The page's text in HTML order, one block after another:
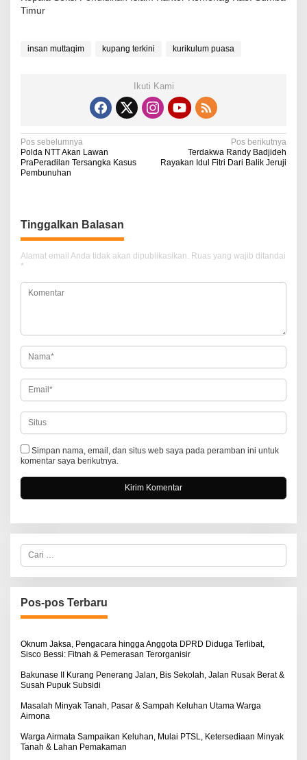
Timur
insan muttaqim kupang terkini kurikulum puasa
Ikuti Kami
N
a
g
a
s
i
p
s
Pos sebelumnya
Polda NTT Akan Lawan
PraPeradilan Tersangka Kasus
Pembunuhan
Pos berikutnya
Terdakwa Randy Badjideh
Rayakan Idul Fitri Dari Balik Jeruji
Tinggalkan Balasan
Alamat email Anda tidak akan dipublikasikan. Ruas yang wajib ditandai
*
Simpan nama, email, dan situs web saya pada peramban ini untuk
komentar saya berikutnya.
C
r
i
u
n
u
:
Pos-pos Terbaru
Oknum Jaksa, Pengacara hingga Anggota DPRD Diduga Terlibat,
Sisco Bessi: Fitnah & Pemerasan Terorganisir
Bakunase II Kurang Penerang Jalan, Bis Sekolah, Jalan Rusak Berat &
Susah Pupuk Subsidi
Masalah Minyak Tanah, Pasar & Sampah Keluhan Utama Warga
Airnona
Warga Airmata Sampaikan Keluhan, Mulai PTSL, Ketersediaan Minyak
Tanah & Lahan Pemakaman